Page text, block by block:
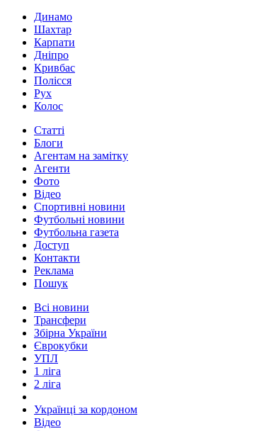
Динамо
Шахтар
Карпати
Дніпро
Кривбас
Полісся
Рух
Колос
Статті
Блоги
Агентам на замітку
Агенти
Фото
Відео
Спортивні новини
Футбольні новини
Футбольна газета
Доступ
Контакти
Реклама
Пошук
Всі новини
Трансфери
Збірна України
Єврокубки
УПЛ
1 ліга
2 ліга
Українці за кордоном
Відео